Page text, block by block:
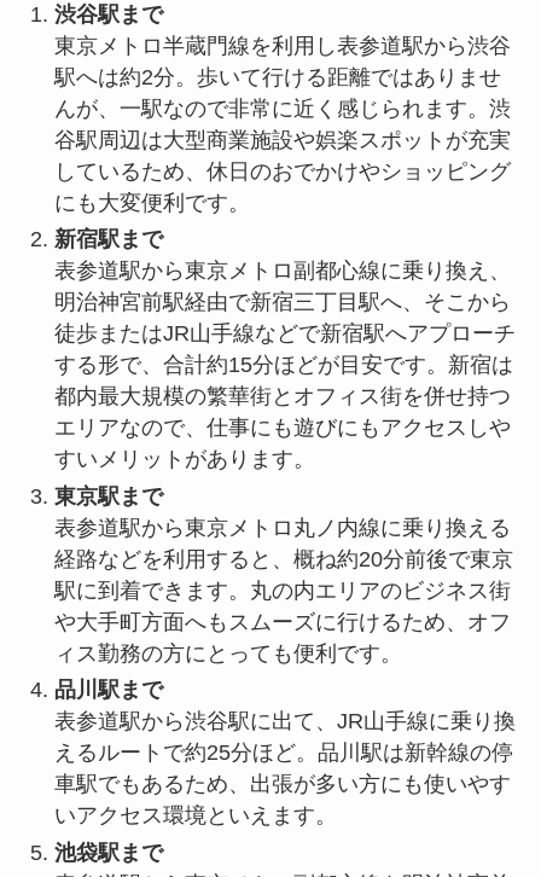
渋谷駅まで
東京メトロ半蔵門線を利用し表参道駅から渋谷
駅へは約2分。歩いて行ける距離ではありませ
んが、一駅なので非常に近く感じられます。渋
谷駅周辺は大型商業施設や娯楽スポットが充実
しているため、休日のおでかけやショッピング
にも大変便利です。
新宿駅まで
表参道駅から東京メトロ副都心線に乗り換え、
明治神宮前駅経由で新宿三丁目駅へ、そこから
徒歩またはJR山手線などで新宿駅へアプローチ
する形で、合計約15分ほどが目安です。新宿は
都内最大規模の繁華街とオフィス街を併せ持つ
エリアなので、仕事にも遊びにもアクセスしや
すいメリットがあります。
東京駅まで
表参道駅から東京メトロ丸ノ内線に乗り換える
経路などを利用すると、概ね約20分前後で東京
駅に到着できます。丸の内エリアのビジネス街
や大手町方面へもスムーズに行けるため、オフ
ィス勤務の方にとっても便利です。
品川駅まで
表参道駅から渋谷駅に出て、JR山手線に乗り換
えるルートで約25分ほど。品川駅は新幹線の停
車駅でもあるため、出張が多い方にも使いやす
いアクセス環境といえます。
池袋駅まで